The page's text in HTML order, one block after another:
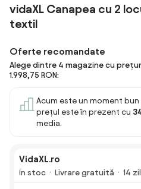
vidaXL Canapea cu 2
textil
Oferte recomandate
Alege dintre 4 magazine cu prețuri
1.998,75 RON:
Acum este un moment
prețul este în prezent cu
media.
VidaXL.ro
În stoc Livrare gratuită 14